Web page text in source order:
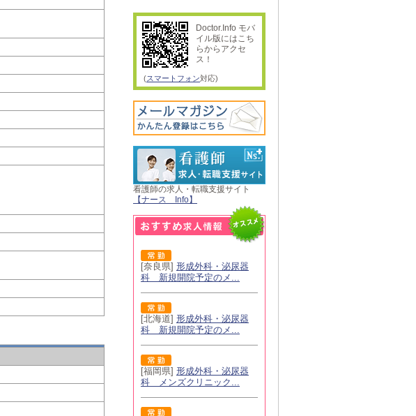
Doctor.Info モバ
イル版にはこち
らからアクセ
ス！
(スマートフォン対応)
看護師の求人・転職支援サイト
【ナース Info】
[奈良県] 形成外科・泌尿器
科 新規開院予定のメ...
[北海道] 形成外科・泌尿器
科 新規開院予定のメ...
[福岡県] 形成外科・泌尿器
科 メンズクリニック...